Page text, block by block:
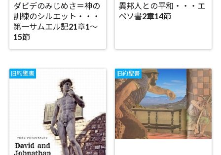
ダビデのみじめさ＝神の
訓練のシルエット・・・
第一サムエル記21章1～
15節
異邦人との平和・・・エ
ペソ書2章14節
旧約聖書 旧約聖書